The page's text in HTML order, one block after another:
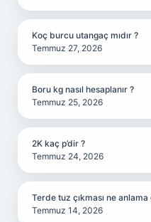
Koç burcu utangaç mıdır ?
Temmuz 27, 2026
Boru kg nasıl hesaplanır ?
Temmuz 25, 2026
2K kaç p’dir ?
Temmuz 24, 2026
Terde tuz çıkması ne anlama
Temmuz 14, 2026